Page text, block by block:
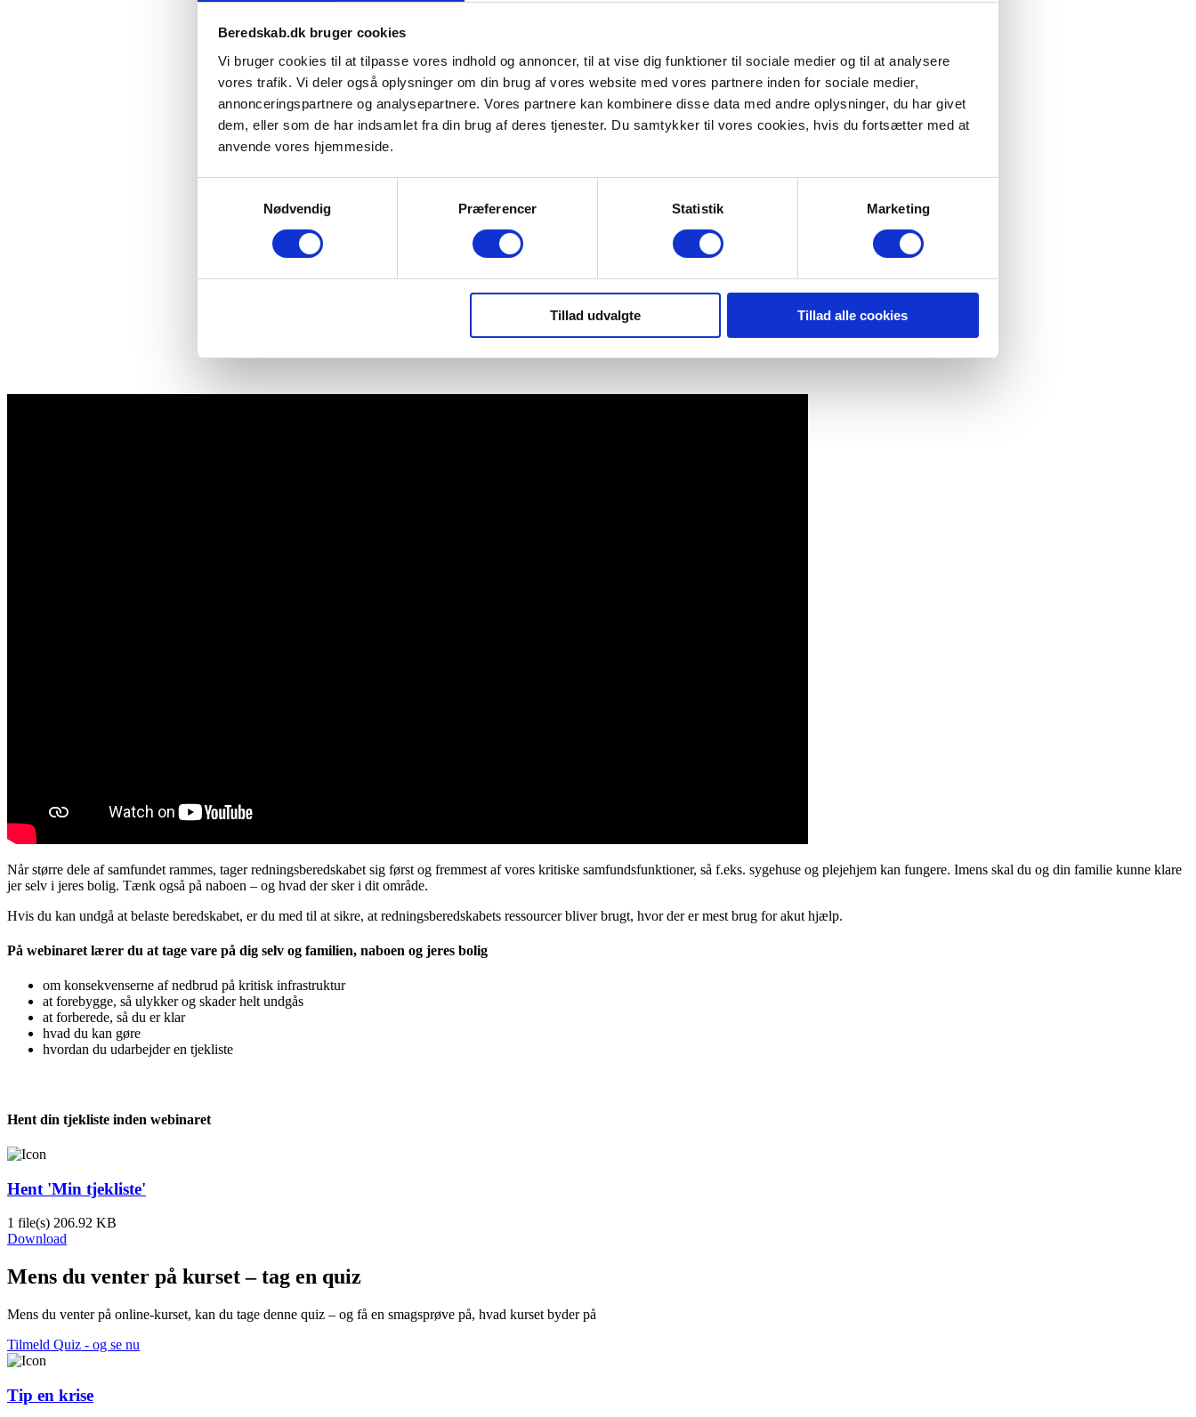
Beredskab.dk bruger cookies
Vi bruger cookies til at tilpasse vores indhold og annoncer, til at vise dig funktioner til sociale medier og til at analysere
vores trafik. Vi deler også oplysninger om din brug af vores website med vores partnere inden for sociale medier,
annonceringspartnere og analysepartnere. Vores partnere kan kombinere disse data med andre oplysninger, du har givet
dem, eller som de har indsamlet fra din brug af deres tjenester. Du samtykker til vores cookies, hvis du fortsætter med at
anvende vores hjemmeside.
Nødvendig
Præferencer Statistik Marketing
Tillad udvalgte Tillad alle cookies
Når større dele af samfundet rammes, tager redningsberedskabet sig først og fremmest af vores kritiske samfundsfunktioner, så f.eks. sygehuse og plejehjem kan fungere. Imens skal du og din familie kunne klare
jer selv i jeres bolig. Tænk også på naboen – og hvad der sker i dit område.
Hvis du kan undgå at belaste beredskabet, er du med til at sikre, at redningsberedskabets ressourcer bliver brugt, hvor der er mest brug for akut hjælp.
På webinaret lærer du at tage vare på dig selv og familien, naboen og jeres bolig
om konsekvenserne af nedbrud på kritisk infrastruktur
at forebygge, så ulykker og skader helt undgås
at forberede, så du er klar
hvad du kan gøre
hvordan du udarbejder en tjekliste
Hent din tjekliste inden webinaret
Hent 'Min tjekliste'
1 file(s) 206.92 KB
Download
Mens du venter på kurset – tag en quiz
Mens du venter på online-kurset, kan du tage denne quiz – og få en smagsprøve på, hvad kurset byder på
Tilmeld Quiz - og se nu
Tip en krise